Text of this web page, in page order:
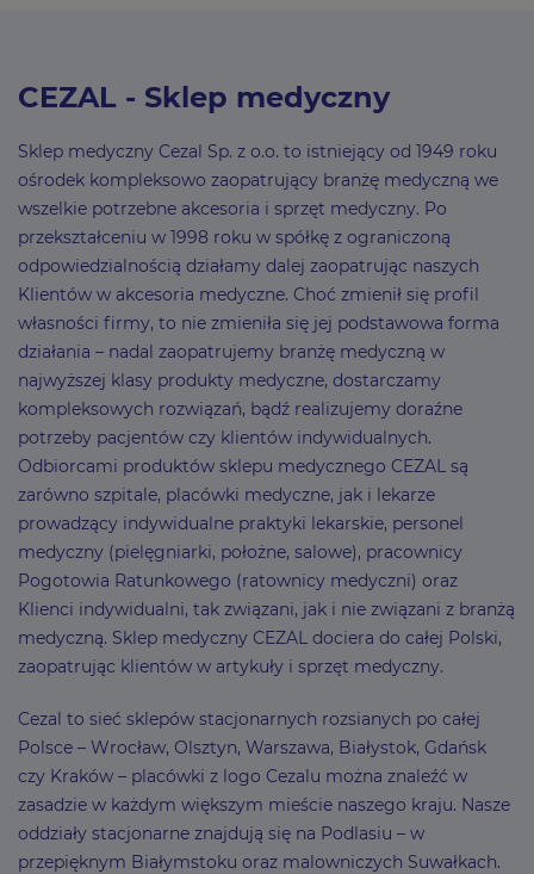
CEZAL - Sklep medyczny
Sklep medyczny Cezal Sp. z o.o. to istniejący od 1949 roku
ośrodek kompleksowo zaopatrujący branżę medyczną we
wszelkie potrzebne akcesoria i sprzęt medyczny. Po
przekształceniu w 1998 roku w spółkę z ograniczoną
odpowiedzialnością działamy dalej zaopatrując naszych
Klientów w akcesoria medyczne. Choć zmienił się profil
własności firmy, to nie zmieniła się jej podstawowa forma
działania – nadal zaopatrujemy branżę medyczną w
najwyższej klasy produkty medyczne, dostarczamy
kompleksowych rozwiązań, bądź realizujemy doraźne
potrzeby pacjentów czy klientów indywidualnych.
Odbiorcami produktów sklepu medycznego CEZAL są
zarówno szpitale, placówki medyczne, jak i lekarze
prowadzący indywidualne praktyki lekarskie, personel
medyczny (pielęgniarki, położne, salowe), pracownicy
Pogotowia Ratunkowego (ratownicy medyczni) oraz
Klienci indywidualni, tak związani, jak i nie związani z branżą
medyczną. Sklep medyczny CEZAL dociera do całej Polski,
zaopatrując klientów w artykuły i sprzęt medyczny.
Cezal to sieć sklepów stacjonarnych rozsianych po całej
Polsce – Wrocław, Olsztyn, Warszawa, Białystok, Gdańsk
czy Kraków – placówki z logo Cezalu można znaleźć w
zasadzie w każdym większym mieście naszego kraju. Nasze
oddziały stacjonarne znajdują się na Podlasiu – w
przepięknym Białymstoku oraz malowniczych Suwałkach.